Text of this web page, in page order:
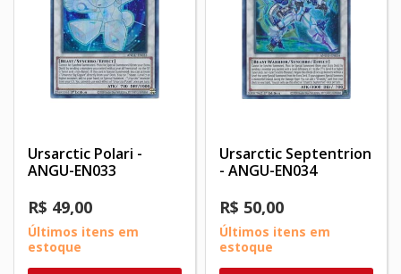
Ursarctic Polari -
ANGU-EN033
R$ 49,00
Últimos itens em
estoque
Ursarctic Septentrion
- ANGU-EN034
R$ 50,00
Últimos itens em
estoque